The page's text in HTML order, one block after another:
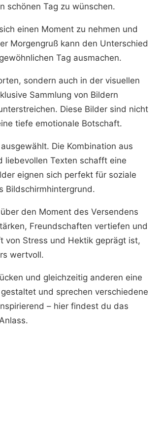
schönen Tag zu wünschen.
einen Moment zu nehmen und
Morgengruß kann den Unterschied
Tag ausmachen.
sondern auch in der visuellen
Sammlung von Bildern
Diese Bilder sind nicht
tiefe emotionale Botschaft.
Die Kombination aus
liebevollen Texten schafft eine
eignen sich perfekt für soziale
Bildschirmhintergrund.
den Moment des Versendens
Freundschaften vertiefen und
von Stress und Hektik geprägt ist,
wertvoll.
und gleichzeitig anderen eine
und sprechen verschiedene
– hier findest du das